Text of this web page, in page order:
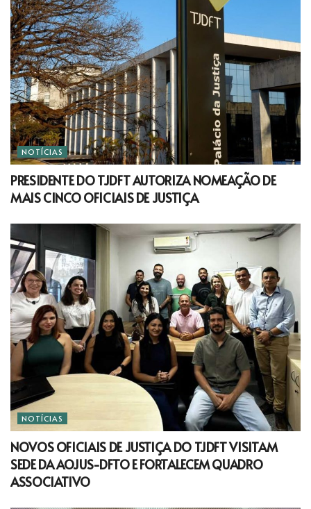
NOTÍCIAS
PRESIDENTE DO TJDFT AUTORIZA NOMEAÇÃO DE
MAIS CINCO OFICIAIS DE JUSTIÇA
NOTÍCIAS
NOVOS OFICIAIS DE JUSTIÇA DO TJDFT VISITAM
SEDE DA AOJUS-DFTO E FORTALECEM QUADRO
ASSOCIATIVO